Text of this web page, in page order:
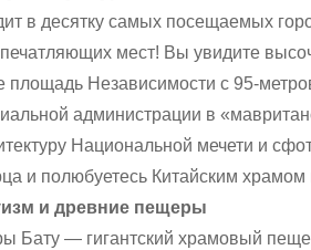
в десятку самых посещаемых
мест! Вы увидите
площадь Независимости с 95-
администрации в
Национальной мечети и
и полюбуетесь Китайским
и древние пещеры
Бату — гигантский храмовый